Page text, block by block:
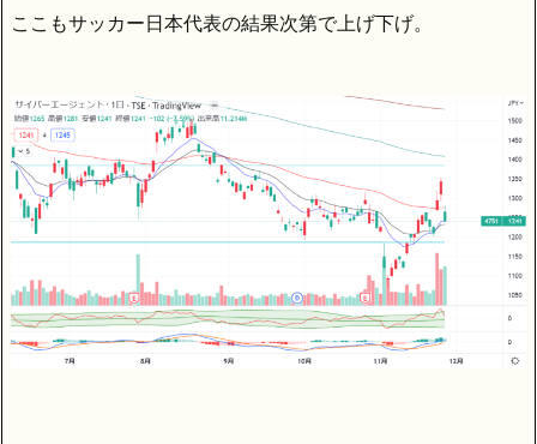
ここもサッカー日本代表の結果次第で上げ下げ。